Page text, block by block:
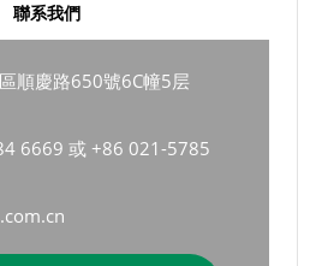
聯系我們
順慶路650號6C幢5层
6669 或 +86 021-5785